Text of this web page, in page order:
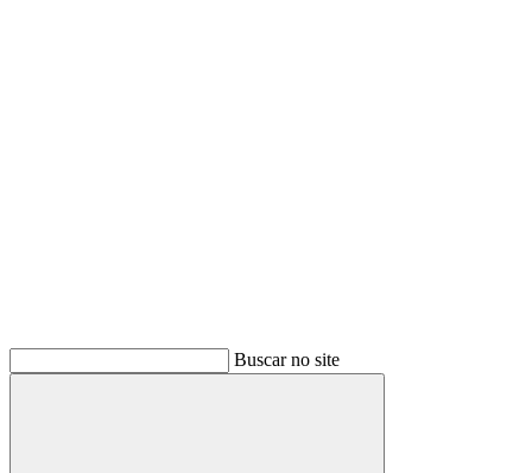
Buscar no site